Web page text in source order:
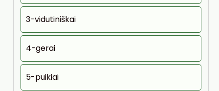
3-vidutiniškai
4-gerai
5-puikiai